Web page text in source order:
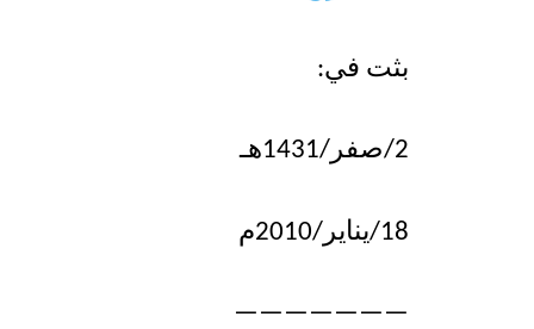
بثت في:
2/صفر/1431هـ
18/يناير/2010م
———————